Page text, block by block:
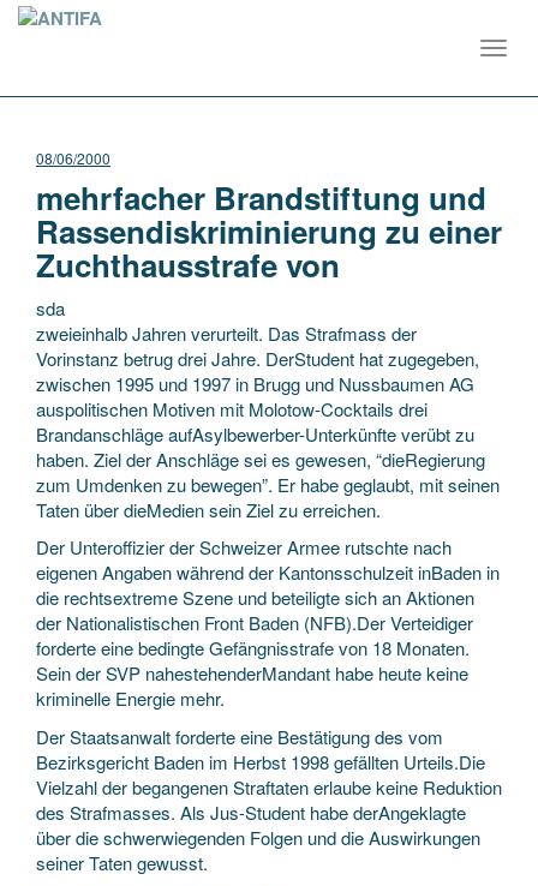
08/06/2000
mehrfacher Brandstiftung und
Rassendiskriminierung zu einer
Zuchthausstrafe von
sda
zweieinhalb Jahren verurteilt. Das Strafmass der
Vorinstanz betrug drei Jahre. DerStudent hat zugegeben,
zwischen 1995 und 1997 in Brugg und Nussbaumen AG
auspolitischen Motiven mit Molotow-Cocktails drei
Brandanschläge aufAsylbewerber-Unterkünfte verübt zu
haben. Zielder Anschläge sei es gewesen, “dieRegierung
zum Umdenken zu bewegen”. Er habe geglaubt, mit seinen
Taten über dieMedien sein Ziel zu erreichen.
Der Unteroffizier der Schweizer Armee rutschte nach
eigenen Angaben während der Kantonsschulzeit inBaden in
die rechtsextreme Szene und beteiligte sich an Aktionen
der Nationalistischen Front Baden (NFB).Der Verteidiger
forderte eine bedingte Gefängnisstrafe von 18 Monaten.
Sein der SVP nahestehenderMandant habe heute keine
kriminelle Energie mehr.
Der Staatsanwalt forderte eine Bestätigung des vom
Bezirksgericht Baden im Herbst 1998 gefällten Urteils.Die
Vielzahl der begangenen Straftaten erlaube keine Reduktion
des Strafmasses. Als Jus-Student habe derAngeklagte
über die schwerwiegenden Folgen und die Auswirkungen
seiner Taten gewusst.